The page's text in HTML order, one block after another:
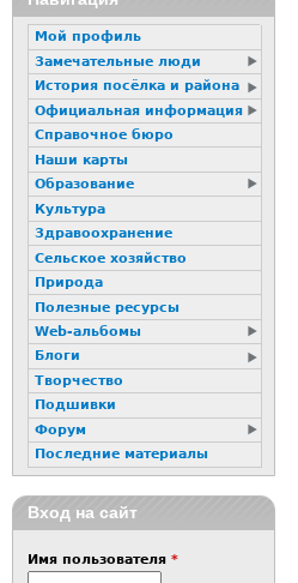
Мой профиль
Замечательные люди
История посёлка и района
Официальная информация
Справочное бюро
Наши карты
Образование
Культура
Здравоохранение
Сельское хозяйство
Природа
Полезные ресурсы
Web-альбомы
Блоги
Творчество
Подшивки
Форум
Последние материалы
Вход на сайт
Имя пользователя *